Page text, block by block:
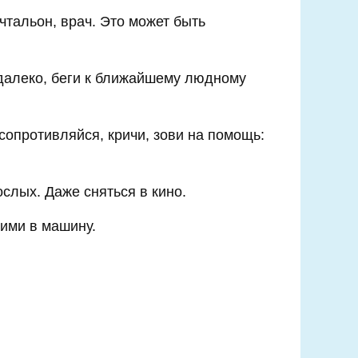
врач. Это может быть
беги к ближайшему людному
кричи, зови на помощь:
Даже сняться в кино.
в машину.